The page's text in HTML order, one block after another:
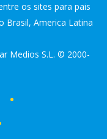
os sites para pais
Brasil, America Latina
Medios S.L. © 2000-